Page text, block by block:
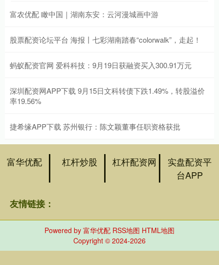
富农优配 瞰中国｜湖南东安：云河漫城画中游
股票配资论坛平台 海报丨七彩湖南踏春“colorwalk”，走起！
蚂蚁配资官网 爱科科技：9月19日获融资买入300.91万元
深圳配资网APP下载 9月15日文科转债下跌1.49%，转股溢价
率19.56%
捷希缘APP下载 苏州银行：陈文颖董事任职资格获批
富华优配 杠杆炒股 杠杆配资网
实盘配资平
台APP
友情链接：
Powered by 富华优配 RSS地图 HTML地图
Copyright © 2024-2026